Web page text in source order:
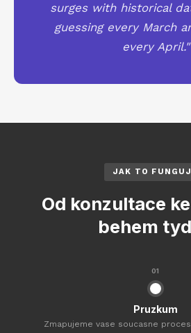
surges with historical
guessing every March
every April."
JAK TO
Od konzultace
behem
01
Pruzkum
Zmapujeme vase soucasne